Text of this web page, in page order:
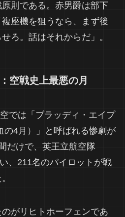
則である。赤男爵は部下
座機を狙うなら、まず後
ろ。話はそれからだ」。
空戦史上最悪の月
では「ブラッディ・エイプ
の4月）」と呼ばれる惨劇が
だけで、英王立航空隊
、211名のパイロットが戦
がリヒトホーフェンであ